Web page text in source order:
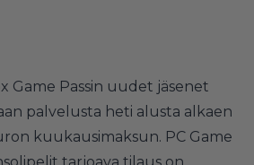
Game Passin uudet jäsenet
palvelusta heti alusta alkaen
kuukausimaksun. PC Game